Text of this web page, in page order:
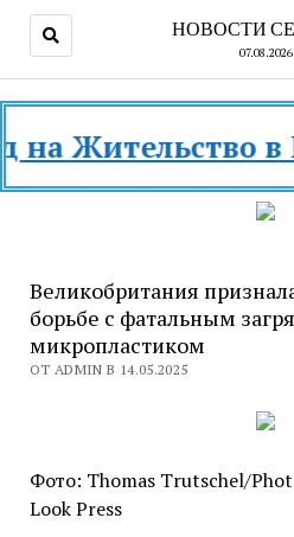
НОВОСТИ
07.08.2026
в
Великобритания
борьбе с фатальным
микропластиком
ОТ ADMIN В 14.05.2025
Фото: Thomas Trutschel/
Look Press